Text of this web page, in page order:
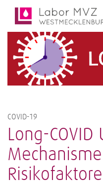
COVID-19
Long-COVID